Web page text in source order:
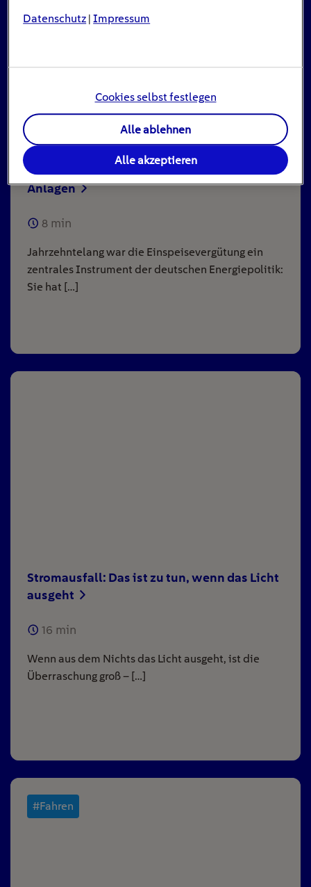
Einspeisevergütung für Photovoltaik-
Anlagen
8 min
Jahrzehntelang war die Einspeisevergütung ein
zentrales Instrument der deutschen Energiepolitik:
Sie hat […]
Stromausfall: Das ist zu tun, wenn das Licht
ausgeht
16 min
Wenn aus dem Nichts das Licht ausgeht, ist die
Überraschung groß – […]
#Fahren
Datenschutz |Impressum
Cookies selbst festlegen
Alle ablehnen
Alle akzeptieren